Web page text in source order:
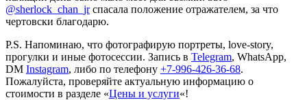
@sherlock_chan_jrспасала положение отражателем, за что
чертовски благодарю.
P.S. Напоминаю, что фотографирую портреты, love-story,
прогулки и иные фотосессии. Запись в Telegram, WhatsApp,
DM Instagram, либо по телефону +7-996-426-36-68.
Пожалуйста, проверяйте актуальную информацию о
стоимости в разделе «Цены и услуги«!